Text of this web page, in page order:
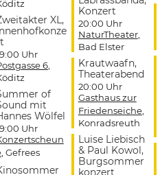
XL,
Uhr
6,
of
mit
Wölfel
Uhr
, Gefrees
Konzert
20:00 Uhr
NaturTheater,
Bad Elster
Krautwaafn,
Theaterabend
20:00 Uhr
Gasthaus zur
Friedenseiche,
Konradsreuth
Luise Liebisch
& Paul Kowol,
Burgsommer
konzert